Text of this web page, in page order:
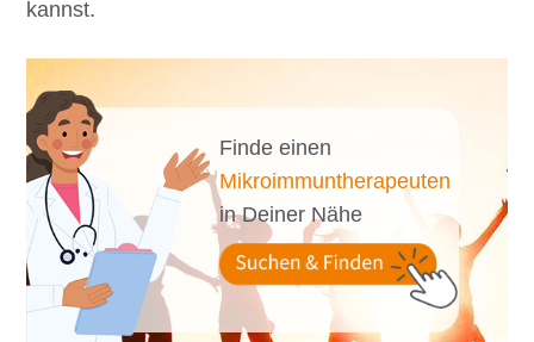
kannst.
Finde einen
Mikroimmuntherapeuten
in Deiner Nähe